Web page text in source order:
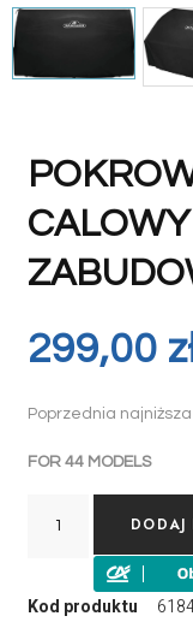
299,00
Poprzednia
FOR 44 MODELS
DODAJ
Kod produktu